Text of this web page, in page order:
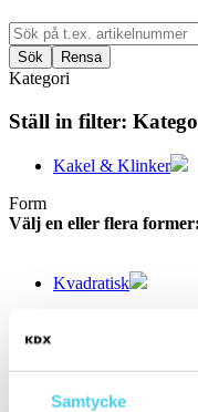
Samtycke
Kategori
Ställ in filter:
Kakel & Klinker
Form
Välj en eller flera former:
Kvadratisk
Filtrera efter storlek:
Små (5 - 20 cm)